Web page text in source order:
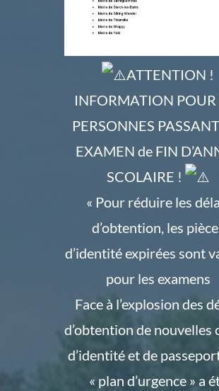
ATTENTION !
INFORMATION POUR
PERSONNES
EXAMEN de FIN
SCOLAIRE !
« Pour réduire les
d’obtention, les
d’identité expirées sont
pour les examens
Face à l’explosion des
d’obtention de nouvelles
d’identité et de
« plan d’urgence » a